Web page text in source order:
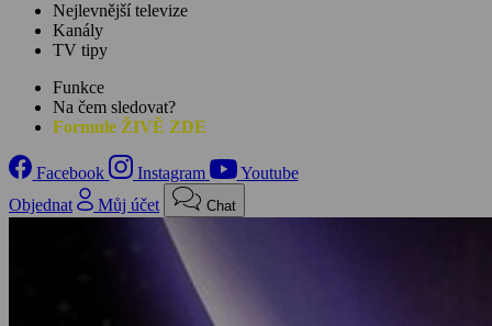
Nejlevnější televize
Kanály
TV tipy
Funkce
Na čem sledovat?
Formule ŽIVĚ ZDE
Facebook Instagram
Youtube
Objednat
Můj účet Chat